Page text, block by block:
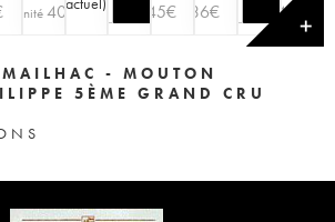
l'unité 40€ 45€ 36€ 40
✕
- MOUTON
5ÈME GRAND CRU